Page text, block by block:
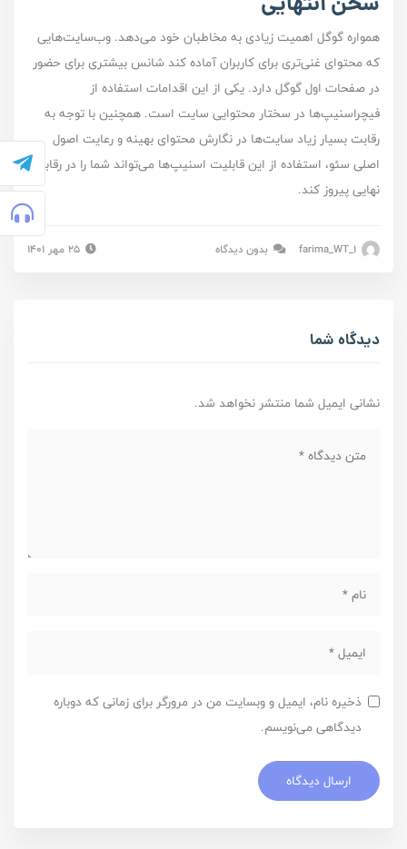
همواره گوگل اهمیت‌ زیادی به مخاطبان خود می‌دهد. وب‌سایت‌هایی
که محتوای غنی‌تری برای کاربران آماده کند شانس بیشتری برای حضور
در صفحات اول گوگل دارد. یکی از این اقدامات استفاده از
فیچراسنیپ‌ها در سختار محتوایی سایت‌ است. همچنین با توجه به
رقابت بسیار زیاد سایت‌ها در نگارش محتوای بهینه و رعایت اصول
اصلی سئو، استفاده از این قابلیت‌ اسنیپ‌ها می‌تواند شما را در رقابت
نهایی پیروز کند.
بدون دیدگاه
دیدگاه شما
نشانی ایمیل شما منتشر نخواهد شد.
ذخیره نام، ایمیل و وبسایت من در مرورگر برای زمانی که دوباره
دیدگاهی می‌نویسم.
ارسال دیدگاه